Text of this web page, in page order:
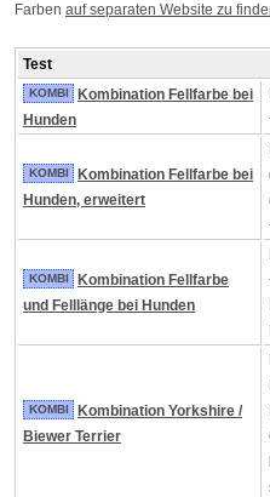
Farben auf separaten Website zu
Test
KOMBI
Kombination Fellfarbe bei
Hunden
KOMBI
Kombination Fellfarbe bei
Hunden, erweitert
KOMBI
Kombination Fellfarbe
und Felllänge bei Hunden
KOMBI
Kombination Yorkshire /
Biewer Terrier